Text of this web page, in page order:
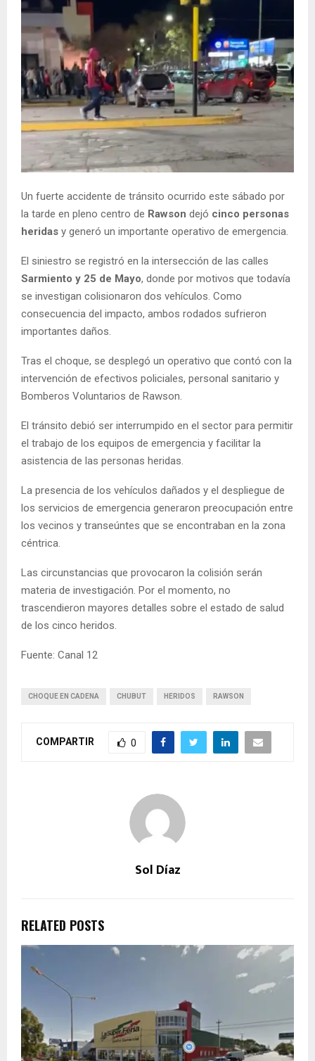
Un fuerte accidente de tránsito ocurrido este sábado por
la tarde en pleno centro de Rawson dejó cinco personas
heridas y generó un importante operativo de emergencia.
El siniestro se registró en la intersección de las calles
Sarmiento y 25 de Mayo, donde por motivos que todavía
se investigan colisionaron dos vehículos. Como
consecuencia del impacto, ambos rodados sufrieron
importantes daños.
Tras el choque, se desplegó un operativo que contó con la
intervención de efectivos policiales, personal sanitario y
Bomberos Voluntarios de Rawson.
El tránsito debió ser interrumpido en el sector para permitir
el trabajo de los equipos de emergencia y facilitar la
asistencia de las personas heridas.
La presencia de los vehículos dañados y el despliegue de
los servicios de emergencia generaron preocupación entre
los vecinos y transeúntes que se encontraban en la zona
céntrica.
Las circunstancias que provocaron la colisión serán
materia de investigación. Por el momento, no
trascendieron mayores detalles sobre el estado de salud
de los cinco heridos.
Fuente: Canal 12
CHOQUE EN CADENA CHUBUT HERIDOS RAWSON
COMPARTIR 0
Sol Díaz
RELATED POSTS